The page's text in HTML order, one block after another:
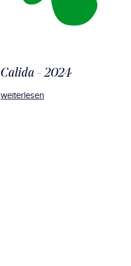
Calida - 2024
weiterlesen